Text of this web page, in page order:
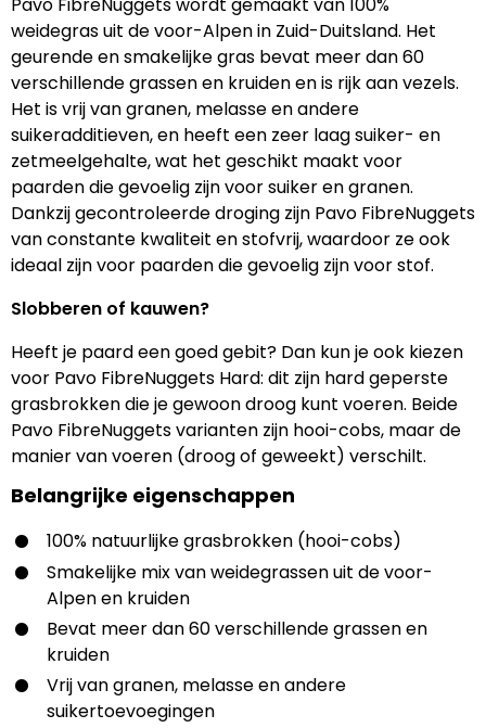
weidegras uit de voor-Alpen in Zuid-Duitsland. Het
geurende en smakelijke gras bevat meer dan 60
verschillende grassen en kruiden en is rijk aan vezels.
Het is vrij van granen, melasse en andere
suikeradditieven, en heeft een zeer laag suiker- en
zetmeelgehalte, wat het geschikt maakt voor
paarden die gevoelig zijn voor suiker en granen.
Dankzij gecontroleerde droging zijn Pavo FibreNuggets
van constante kwaliteit en stofvrij, waardoor ze ook
ideaal zijn voor paarden die gevoelig zijn voor stof.
Slobberen of kauwen?
Heeft je paard een goed gebit? Dan kun je ook kiezen
voor Pavo FibreNuggets Hard: dit zijn hard geperste
grasbrokken die je gewoon droog kunt voeren. Beide
Pavo FibreNuggets varianten zijn hooi-cobs, maar de
manier van voeren (droog of geweekt) verschilt.
Belangrijke eigenschappen
100% natuurlijke grasbrokken (hooi-cobs)
Smakelijke mix van weidegrassen uit de voor-
Alpen en kruiden
Bevat meer dan 60 verschillende grassen en
kruiden
Vrij van granen, melasse en andere
suikertoevoegingen